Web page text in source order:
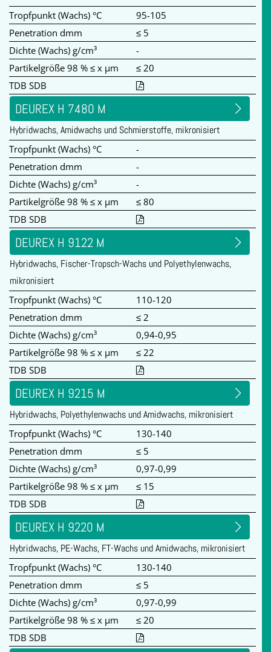
Tropfpunkt (Wachs) °C
95-105
Penetration dmm
≤ 5
Dichte (Wachs) g/cm³
-
Partikelgröße 98 % ≤ x µm
≤ 20
TDB SDB
DEUREX H 7480 M
Hybridwachs, Amidwachs und Schmierstoffe, mikronisiert
Tropfpunkt (Wachs) °C
-
Penetration dmm
-
Dichte (Wachs) g/cm³
-
Partikelgröße 98 % ≤ x µm
≤ 80
TDB SDB
DEUREX H 9122 M
Hybridwachs, Fischer-Tropsch-Wachs und Polyethylenwachs,
mikronisiert
Tropfpunkt (Wachs) °C
110-120
Penetration dmm
≤ 2
Dichte (Wachs) g/cm³
0,94-0,95
Partikelgröße 98 % ≤ x µm
≤ 22
TDB SDB
DEUREX H 9215 M
Hybridwachs, Polyethylenwachs und Amidwachs, mikronisiert
Tropfpunkt (Wachs) °C
130-140
Penetration dmm
≤ 5
Dichte (Wachs) g/cm³
0,97-0,99
Partikelgröße 98 % ≤ x µm
≤ 15
TDB SDB
DEUREX H 9220 M
Hybridwachs, PE-Wachs, FT-Wachs und Amidwachs, mikronisiert
Tropfpunkt (Wachs) °C
130-140
Penetration dmm
≤ 5
Dichte (Wachs) g/cm³
0,97-0,99
Partikelgröße 98 % ≤ x µm
≤ 20
TDB SDB